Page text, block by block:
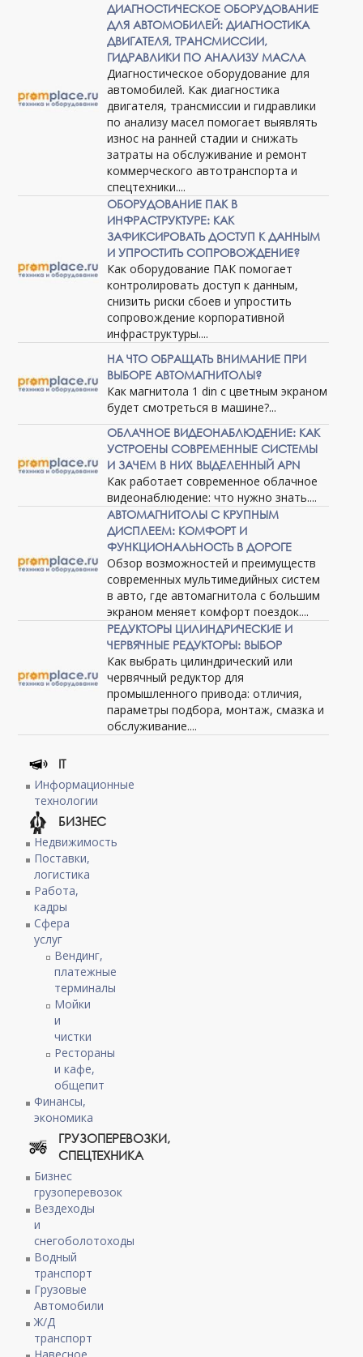
ДИАГНОСТИЧЕСКОЕ ОБОРУДОВАНИЕ
ДЛЯ АВТОМОБИЛЕЙ: ДИАГНОСТИКА
ДВИГАТЕЛЯ, ТРАНСМИССИИ,
ГИДРАВЛИКИ ПО АНАЛИЗУ МАСЛА
Диагностическое оборудование для
автомобилей. Как диагностика
двигателя, трансмиссии и гидравлики
по анализу масел помогает выявлять
износ на ранней стадии и снижать
затраты на обслуживание и ремонт
коммерческого автотранспорта и
спецтехники....
ОБОРУДОВАНИЕ ПАК В
ИНФРАСТРУКТУРЕ: КАК
ЗАФИКСИРОВАТЬ ДОСТУП К ДАННЫМ
И УПРОСТИТЬ СОПРОВОЖДЕНИЕ?
Как оборудование ПАК помогает
контролировать доступ к данным,
снизить риски сбоев и упростить
сопровождение корпоративной
инфраструктуры....
НА ЧТО ОБРАЩАТЬ ВНИМАНИЕ ПРИ
ВЫБОРЕ АВТОМАГНИТОЛЫ?
Как магнитола 1 din с цветным экраном
будет смотреться в машине?...
ОБЛАЧНОЕ ВИДЕОНАБЛЮДЕНИЕ: КАК
УСТРОЕНЫ СОВРЕМЕННЫЕ СИСТЕМЫ
И ЗАЧЕМ В НИХ ВЫДЕЛЕННЫЙ APN
Как работает современное облачное
видеонаблюдение: что нужно знать....
АВТОМАГНИТОЛЫ С КРУПНЫМ
ДИСПЛЕЕМ: КОМФОРТ И
ФУНКЦИОНАЛЬНОСТЬ В ДОРОГЕ
Обзор возможностей и преимуществ
современных мультимедийных систем
в авто, где автомагнитола с большим
экраном меняет комфорт поездок....
РЕДУКТОРЫ ЦИЛИНДРИЧЕСКИЕ И
ЧЕРВЯЧНЫЕ РЕДУКТОРЫ: ВЫБОР
Как выбрать цилиндрический или
червячный редуктор для
промышленного привода: отличия,
параметры подбора, монтаж, смазка и
обслуживание....
IT
Информационные
технологии
БИЗНЕС
Недвижимость
Поставки,
логистика
Работа,
кадры
Сфера
услуг
Вендинг,
платежные
терминалы
Мойки
и
чистки
Рестораны
и кафе,
общепит
Финансы,
экономика
ГРУЗОПЕРЕВОЗКИ,
СПЕЦТЕХНИКА
Бизнес
грузоперевозок
Вездеходы
и
снегоболотоходы
Водный
транспорт
Грузовые
Автомобили
Ж/Д
транспорт